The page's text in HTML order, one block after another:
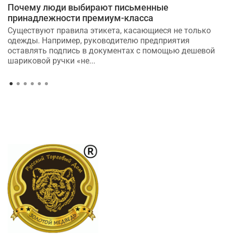
Почему люди выбирают письменные
принадлежности премиум-класса
Существуют правила этикета, касающиеся не только
одежды. Например, руководителю предприятия
оставлять подпись в документах с помощью дешевой
шариковой ручки «не...